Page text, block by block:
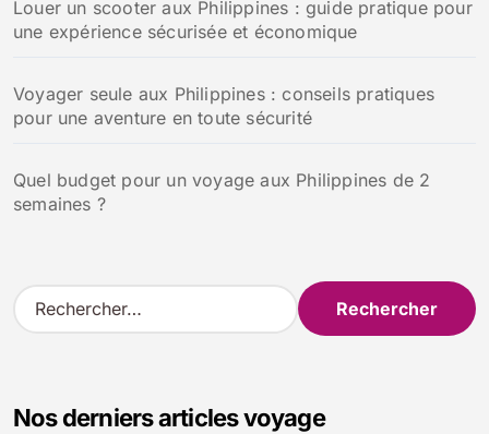
Louer un scooter aux Philippines : guide pratique pour
une expérience sécurisée et économique
Voyager seule aux Philippines : conseils pratiques
pour une aventure en toute sécurité
Quel budget pour un voyage aux Philippines de 2
semaines ?
R
e
rNos derniers articles voyage